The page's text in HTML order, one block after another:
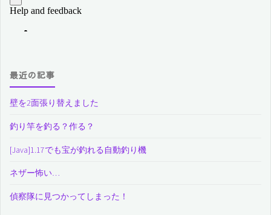
最近の記事
壁を2面張り替えました
釣り竿を釣る？作る？
[Java]1.17でも宝が釣れる自動釣り機
ネザー怖い…
偵察隊に見つかってしまった！